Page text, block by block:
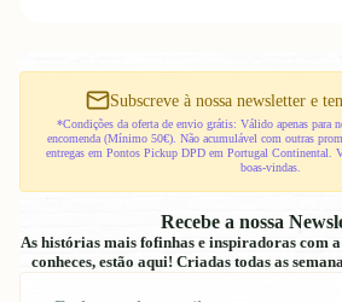
Subscreve à nossa newsletter e
*Condições da oferta de envio grátis: Válido apenas para
encomenda (Mínimo 50€). Não acumulável com outras
entregas em Pontos Pickup DPD em Portugal Continental.
boas-vindas.
Recebe a nossa
As histórias mais fofinhas e inspiradoras com
conheces, estão aqui! Criadas todas as